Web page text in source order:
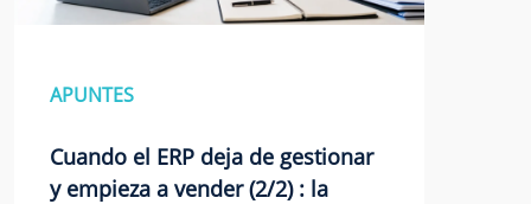
APUNTES
Cuando el ERP deja de gestionar
y empieza a vender (2/2) : la